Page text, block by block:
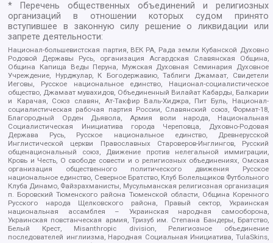
* Перечень общественных объединений и религиозных
организаций в отношении которых судом принято
вступившее в законную силу решение о ликвидации или
запрете деятельности:
Национал-большевистская партия, ВЕК РА, Рада земли Кубанской Духовно
Родовой Державы Русь, организация Асгардская Славянская Община,
Община Капища Веды Перуна, Мужская Духовная Семинария Духовное
Учреждение, Нурджулар, К Богодержавию, Таблиги Джамаат, Свидетели
Иеговы, Русское национальное единство, Национал-социалистическое
общество, Джамаат мувахидов, Объединенный Вилайат Кабарды, Балкарии
и Карачая, Союз славян, Ат-Такфир Валь-Хиджра, Пит Буль, Национал-
социалистическая рабочая партия России, Славянский союз, Формат-18,
Благородный Орден Дьявола, Армия воли народа, Национальная
Социалистическая Инициатива города Череповца, Духовно-Родовая
Держава Русь, Русское национальное единство, Древнерусской
Инглистической церкви Православных Староверов-Инглингов, Русский
общенациональный союз, Движение против нелегальной иммиграции,
Кровь и Честь, О свободе совести и о религиозных объединениях, Омская
организация общественного политического движения Русское
национальное единство, Северное Братство, Клуб Болельщиков Футбольного
Клуба Динамо, Файзрахманисты, Мусульманская религиозная организация
п. Боровский Тюменского района Тюменской области, Община Коренного
Русского народа Щелковского района, Правый сектор, Украинская
национальная ассамблея – Украинская народная самооборона,
Украинская повстанческая армия, Тризуб им. Степана Бандеры, Братство,
Белый Крест, Misanthropic division, Религиозное объединение
последователей инглиизма, Народная Социальная Инициатива, TulaSkins,